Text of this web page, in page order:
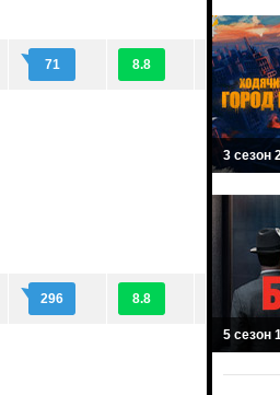
71 8.8
296 8.8
3 сезон
5 сезон